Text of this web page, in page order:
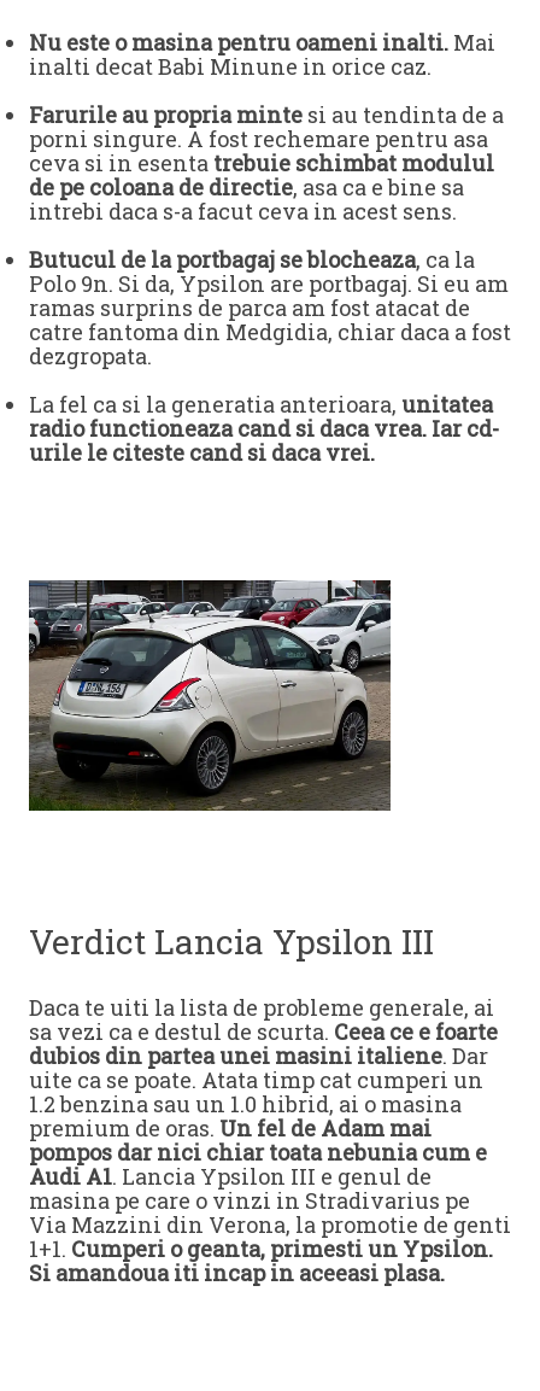
Nu este o masina pentru oameni inalti. Mai
inalti decat Babi Minune in orice caz.
Farurile au propria minte si au tendinta de a
porni singure. A fost rechemare pentru asa
ceva si in esenta trebuie schimbat modulul
de pe coloana de directie, asa ca e bine sa
intrebi daca s-a facut ceva in acest sens.
Butucul de la portbagaj se blocheaza, ca la
Polo 9n. Si da, Ypsilon are portbagaj. Si eu am
ramas surprins de parca am fost atacat de
catre fantoma din Medgidia, chiar daca a fost
dezgropata.
La fel ca si la generatia anterioara, unitatea
radio functioneaza cand si daca vrea. Iar cd-
urile le citeste cand si daca vrei.
Verdict Lancia Ypsilon III
Daca te uiti la lista de probleme generale, ai
sa vezi ca e destul de scurta. Ceea ce e foarte
dubios din partea unei masini italiene. Dar
uite ca se poate. Atata timp cat cumperi un
1.2 benzina sau un 1.0 hibrid, ai o masina
premium de oras. Un fel de Adam mai
pompos dar nici chiar toata nebunia cum e
Audi A1. Lancia Ypsilon III e genul de
masina pe care o vinzi in Stradivarius pe
Via Mazzini din Verona, la promotie de genti
1+1. Cumperi o geanta, primesti un Ypsilon.
Si amandoua iti incap in aceeasi plasa.